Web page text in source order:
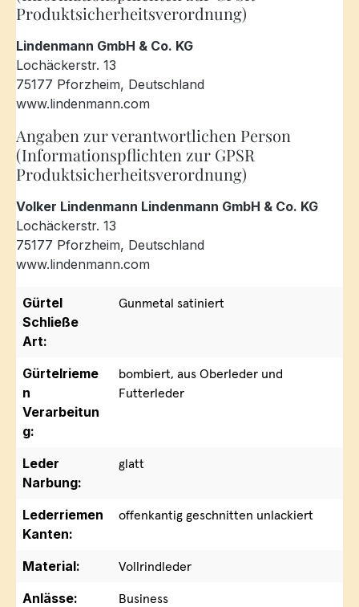
Produktsicherheitsverordnung)
Lindenmann GmbH & Co. KG
Lochäckerstr. 13
75177 Pforzheim, Deutschland
www.lindenmann.com
Angaben zur verantwortlichen Person
(Informationspflichten zur GPSR
Produktsicherheitsverordnung)
Volker Lindenmann Lindenmann GmbH & Co. KG
Lochäckerstr. 13
75177 Pforzheim, Deutschland
www.lindenmann.com
Gürtel
Schließe
Art:
Gunmetal satiniert
Gürtelrieme
n
Verarbeitun
g:
bombiert, aus Oberleder und
Futterleder
Leder
Narbung:
glatt
Lederriemen
Kanten:
offenkantig geschnitten unlackiert
Material:
Vollrindleder
Anlässe:
Business